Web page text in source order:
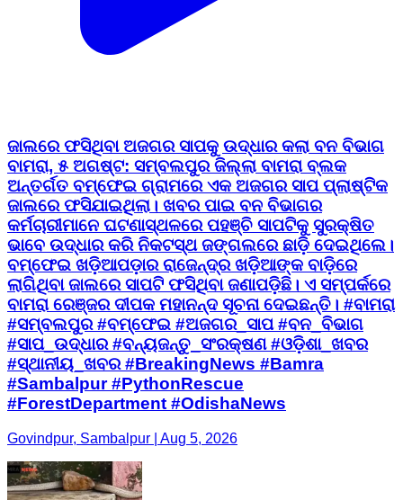
ଜାଲରେ ଫସିଥିବା ଅଜଗର ସାପକୁ ଉଦ୍ଧାର କଲା ବନ ବିଭାଗ
ବାମରା, ୫ ଅଗଷ୍ଟ: ସମ୍ବଲପୁର ଜିଲ୍ଲା ବାମରା ବ୍ଲକ
ଅନ୍ତର୍ଗତ ବମ୍ଫେଇ ଗ୍ରାମରେ ଏକ ଅଜଗର ସାପ ପ୍ଲାଷ୍ଟିକ
ଜାଲରେ ଫସିଯାଇଥିଲା। ଖବର ପାଇ ବନ ବିଭାଗର
କର୍ମଚାରୀମାନେ ଘଟଣାସ୍ଥଳରେ ପହଞ୍ଚି ସାପଟିକୁ ସୁରକ୍ଷିତ
ଭାବେ ଉଦ୍ଧାର କରି ନିକଟସ୍ଥ ଜଙ୍ଗଲରେ ଛାଡ଼ି ଦେଇଥିଲେ।
ବମ୍ଫେଇ ଖଡ଼ିଆପଡ଼ାର ରାଜେନ୍ଦ୍ର ଖଡ଼ିଆଙ୍କ ବାଡ଼ିରେ
ଲାଗିଥିବା ଜାଲରେ ସାପଟି ଫସିଥିବା ଜଣାପଡ଼ିଛି। ଏ ସମ୍ପର୍କରେ
ବାମରା ରେଞ୍ଜର ଦୀପକ ମହାନନ୍ଦ ସୂଚନା ଦେଇଛନ୍ତି। #ବାମରା
#ସମ୍ବଲପୁର #ବମ୍ଫେଇ #ଅଜଗର_ସାପ #ବନ_ବିଭାଗ
#ସାପ_ଉଦ୍ଧାର #ବନ୍ୟଜନ୍ତୁ_ସଂରକ୍ଷଣ #ଓଡ଼ିଶା_ଖବର
#ସ୍ଥାନୀୟ_ଖବର #BreakingNews #Bamra
#Sambalpur #PythonRescue
#ForestDepartment #OdishaNews
Govindpur, Sambalpur | Aug 5, 2026